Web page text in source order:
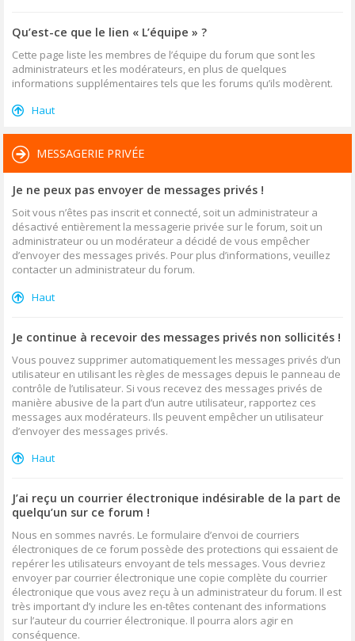
Qu’est-ce que le lien « L’équipe » ?
Cette page liste les membres de l’équipe du forum que sont les
administrateurs et les modérateurs, en plus de quelques
informations supplémentaires tels que les forums qu’ils modèrent.
Haut
MESSAGERIE PRIVÉE
Je ne peux pas envoyer de messages privés !
Soit vous n’êtes pas inscrit et connecté, soit un administrateur a
désactivé entièrement la messagerie privée sur le forum, soit un
administrateur ou un modérateur a décidé de vous empêcher
d’envoyer des messages privés. Pour plus d’informations, veuillez
contacter un administrateur du forum.
Haut
Je continue à recevoir des messages privés non sollicités !
Vous pouvez supprimer automatiquement les messages privés d’un
utilisateur en utilisant les règles de messages depuis le panneau de
contrôle de l’utilisateur. Si vous recevez des messages privés de
manière abusive de la part d’un autre utilisateur, rapportez ces
messages aux modérateurs. Ils peuvent empêcher un utilisateur
d’envoyer des messages privés.
Haut
J’ai reçu un courrier électronique indésirable de la part de
quelqu’un sur ce forum !
Nous en sommes navrés. Le formulaire d’envoi de courriers
électroniques de ce forum possède des protections qui essaient de
repérer les utilisateurs envoyant de tels messages. Vous devriez
envoyer par courrier électronique une copie complète du courrier
électronique que vous avez reçu à un administrateur du forum. Il est
très important d’y inclure les en-têtes contenant des informations
sur l’auteur du courrier électronique. Il pourra alors agir en
conséquence.